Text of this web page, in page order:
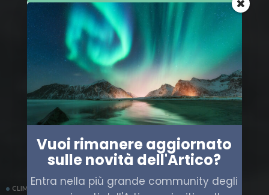
CLIMA
Vuoi rimanere aggiornato
sulle novità dell'Artico?
Entra nella più grande community degli